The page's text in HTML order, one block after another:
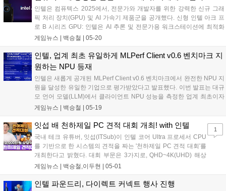
인텔은 컴퓨텍스 2025에서, 전문가와 개발자를 위한 강력한 신규 그래
픽 처리 장치(GPU) 및 AI 가속기 제품군을 공개했다. 신형 인텔 아크 프
로 B 시리즈 GPU: 인텔은 AI 추론 및 전문가용 워크스테이션에 최적화
된 구성으로 설계된 인텔 아크 프로 B60(Intel Arc Pro B60) 및 인텔 아크
확장을 발표했다....
게임뉴스 | 백승철 | 05-20
인텔, 업계 최초 유일하게 MLPerf Client v0.6 벤치마크 지
원하는 NPU 등재
인텔은 새롭게 공개된 MLPerf Client v0.6 벤치마크에서 완전한 NPU 지
원을 달성한 유일한 기업으로 평가받았다고 발표했다. 이번 발표는 대규
모 언어 모델(LLM)에서 클라이언트 NPU 성능을 측정한 업계 최초이자
표준화된 평가 사례다. MLPerf Client v0.6 결과에 따르면, 인텔 코어
에서 일반적인 사람이 읽는 속도보다 훨씬 빠르게 출력 결과를 생성할
게임뉴스 | 백승철 | 05-19
잇섭 배 천하제일 PC 견적 대회 개최! with 인텔
국내 테크 유튜버, 잇섭(ITSub)이 인텔 코어 Ultra 프로세서 CPU
를 기반으로 한 시스템의 견적을 짜는 '천하제일 PC 견적 대회'를
개최한다고 밝혔다. 대회 부문은 3가지로, QHD~4K(UHD) 해상
도에서 AAA급 게임을 플레이할 수 있는 350만 원 이하의 헤비 게
200만 원 이하의 노멀 게이밍 PC, 마지막으로 영상 및 그래픽,
게임뉴스 | 백승철,이두현 | 05-01
1
인텔 파운드리, 다이렉트 커넥트 행사 진행